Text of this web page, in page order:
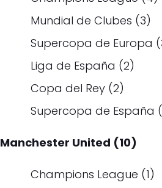
Mundial de Clubes (3)
Supercopa de Europa
Liga de España (2)
Copa del Rey (2)
Supercopa de España
Manchester United (10)
Champions League (1)